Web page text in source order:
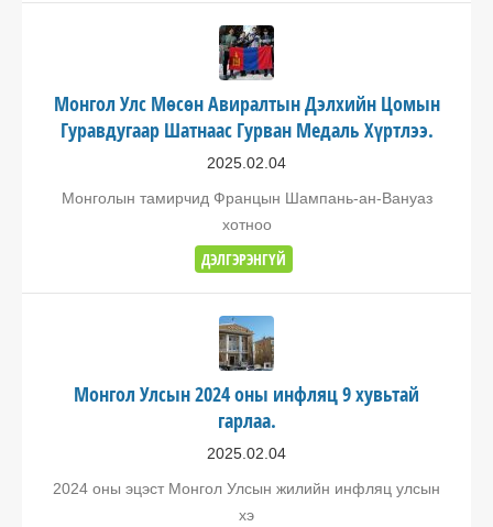
Монгол Улс Мөсөн Авиралтын Дэлхийн Цомын
Гуравдугаар Шатнаас Гурван Медаль Хүртлээ.
2025.02.04
Монголын тамирчид Францын Шампань-ан-Вануаз
хотноо
ДЭЛГЭРЭНГҮЙ
Монгол Улсын 2024 оны инфляц 9 хувьтай
гарлаа.
2025.02.04
2024 оны эцэст Монгол Улсын жилийн инфляц улсын
хэ